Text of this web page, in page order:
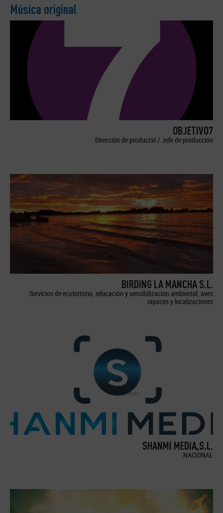
Música original
OBJETIVO7
Dirección de producció / Jefe de producción
BIRDING LA MANCHA S.L.
Servicios de ecoturismo, educación y sensibilización ambiental, aves
rapaces y localizaciones
SHANMI MEDIA,S.L.
NACIONAL